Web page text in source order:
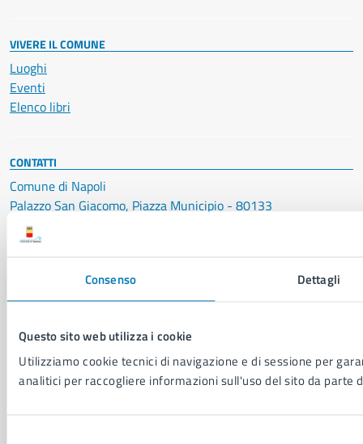
Consenso Dettagli
Questo sito web utilizza i cookie
Utilizziamo cookie tecnici di navigazione e di sessione per
analitici per raccogliere informazioni sull'uso del sito da parte
VIVERE IL COMUNE
Luoghi
Eventi
Elenco libri
CONTATTI
Comune di Napoli
Palazzo San Giacomo, Piazza Municipio - 80133
P. IVA: 01207650639
LEI: 8156007FF4DEB97ABA09
PEC:urp@pec.comune.napoli.it
Centralino unico:0817951111
Leggi le FAQ